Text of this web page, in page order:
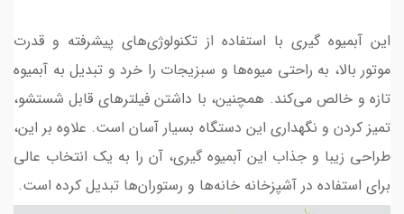
این آبمیوه گیری با استفاده از تکنولوژی‌های پیشرفته و قدرت
موتور بالا، به راحتی میوه‌ها و سبزیجات را خرد و تبدیل به آبمیوه
تازه و خالص می‌کند. همچنین، با داشتن فیلترهای قابل شستشو،
تمیز کردن و نگهداری این دستگاه بسیار آسان است. علاوه بر این،
طراحی زیبا و جذاب این آبمیوه گیری، آن را به یک انتخاب عالی
برای استفاده در آشپزخانه خانه‌ها و رستوران‌ها تبدیل کرده است.